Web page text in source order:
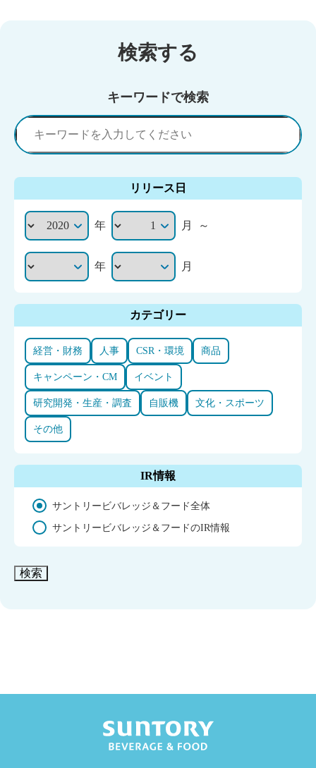
検索する
キーワードで検索
リリース日
年 月 ～
年 月
カテゴリー
経営・財務 人事 CSR・環境 商品
キャンペーン・CM イベント
研究開発・生産・調査 自販機 文化・スポーツ
その他
IR情報
サントリービバレッジ＆フード全体
サントリービバレッジ＆フードのIR情報
検索